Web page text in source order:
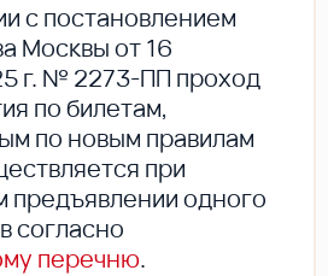
с постановлением
Москвы от 16
г. № 2273-ПП проход
по билетам,
по новым правилам
при
предъявлении одного
согласно
перечню.